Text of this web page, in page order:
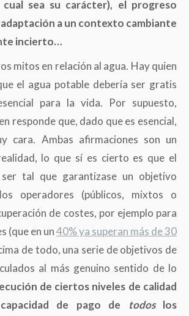
sea su carácter), el progreso
a un contexto cambiante
incierto…
mitos en relación al agua. Hay quien
el agua potable debería ser gratis
para la vida. Por supuesto,
responde que, dado que es esencial,
cara. Ambas afirmaciones son un
lo que sí es cierto es que el
tal que garantizase un objetivo
operadores
(públicos, mixtos o
de costes, por ejemplo para
(que en un40% ya superan más de 30
de todo, una serie de objetivos de
al más genuino sentido de lo
de ciertos niveles de calidad
de pago de
todos los